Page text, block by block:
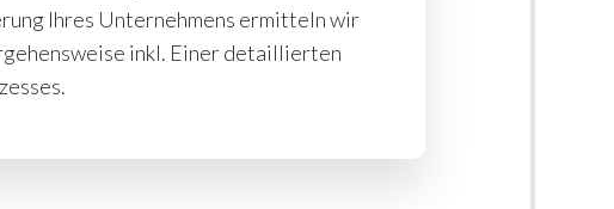
Ihres Unternehmens ermitteln wir
inkl. Einer detaillierten